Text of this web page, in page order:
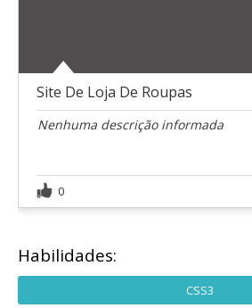
Site De Loja De Roupas
Nenhuma descrição informada
0
Habilidades:
CSS3